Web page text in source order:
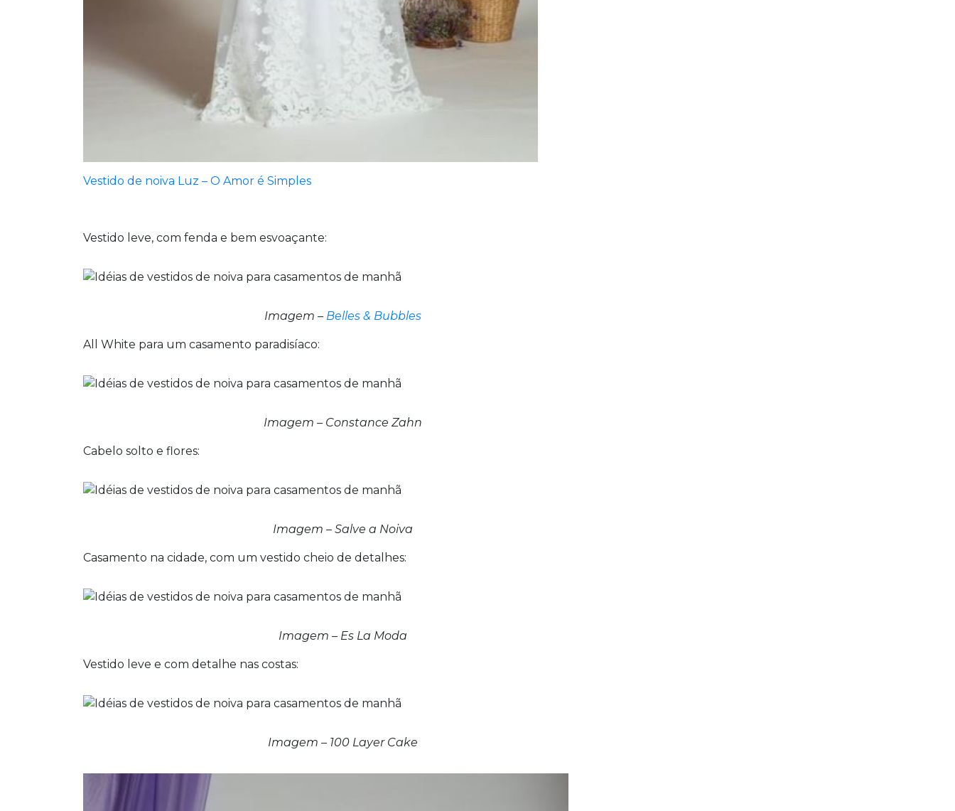
Vestido de noiva Luz – O Amor é Simples
Vestido leve, com fenda e bem esvoaçante:
Imagem – Belles & Bubbles
All White para um casamento paradisíaco:
Imagem – Constance Zahn
Cabelo solto e flores:
Imagem – Salve a Noiva
Casamento na cidade, com um vestido cheio de detalhes:
Imagem – Es La Moda
Vestido leve e com detalhe nas costas:
Imagem – 100 Layer Cake